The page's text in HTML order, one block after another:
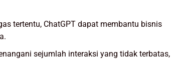
tertentu, ChatGPT dapat membantu bisnis
sejumlah interaksi yang tidak terbatas,